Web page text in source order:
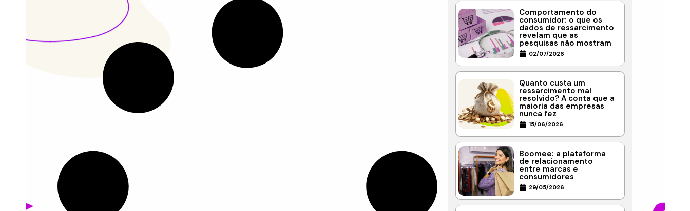
Comportamento do
consumidor: o que os
dados de ressarcimento
revelam que as
pesquisas não mostram
02/07/2026
Quanto custa um
ressarcimento mal
resolvido? A conta que a
maioria das empresas
nunca fez
15/06/2026
Boomee: a plataforma
de relacionamento
entre marcas e
consumidores
29/05/2026